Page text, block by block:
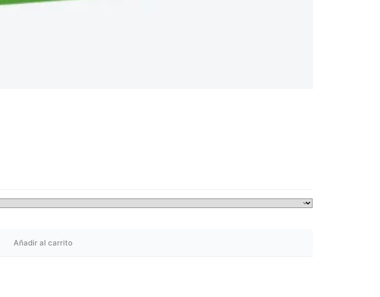
Añadir al carrito